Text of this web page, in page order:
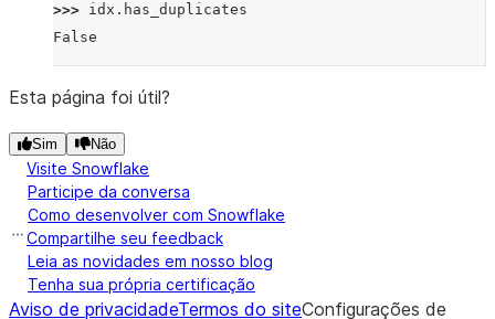
>>> idx . has_duplicates
False
Esta página foi útil?
Sim Não
Visite Snowflake
Participe da conversa
Como desenvolver com Snowflake
Compartilhe seu feedback
Leia as novidades em nosso blog
Tenha sua própria certificação
Aviso de privacidadeTermos do siteConfigurações de